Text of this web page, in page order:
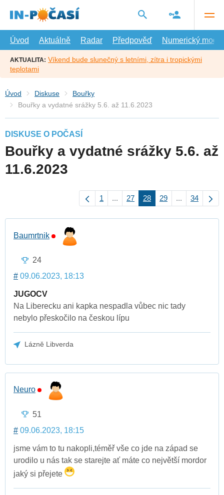
hlavní
Úvod
Aktuálně Radar Předpověď Numerický model
AKTUALITA: Víkend bude slunečný s letními, zítra i tropickými
teplotami
Úvod Diskuse
Bouřky
Bouřky a vydatné srážky 5.6. až 11.6.2023
DISKUSE O POČASÍ
Bouřky a vydatné srážky 5.6. až
11.6.2023
1 ... 27 28 29 ... 34
Baumrtnik
24
# 09.06.2023, 18:13
JUGOCV
Na Liberecku ani kapka nespadla vůbec nic tady
nebylo přeskočilo na českou lípu
Lázně Libverda
Neuro
51
# 09.06.2023, 18:15
jsme vám to tu nakopli,téměř vše co jde na západ se
urodilo u nás tak se starejte ať máte co největší mordor
jaký si přejete